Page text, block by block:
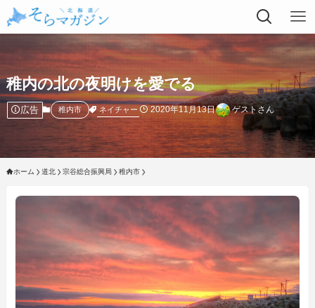
稚内の北の夜明けを愛でる
広告 稚内市 ネイチャー 2020年11月13日 ゲストさん
ホーム 道北 宗谷総合振興局 稚内市